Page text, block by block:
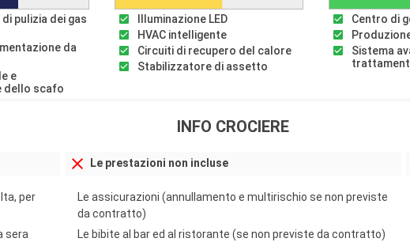
di pulizia dei gas
da
e
dello scafo
Illuminazione LED
HVAC intelligente
Circuiti di recupero del calore
Stabilizzatore di assetto
Centro di
Sistema
INFO CROCIERE
per
sera
Le prestazioni non incluse
Le assicurazioni (annullamento e multirischio se non previste
da contratto)
Le bibite al bar ed al ristorante (se non previste da contratto)